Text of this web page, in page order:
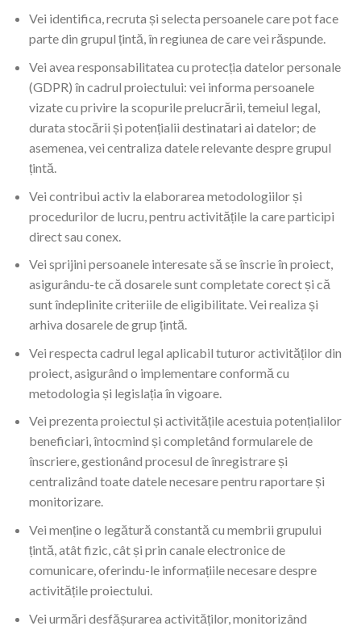
Vei identifica, recruta și selecta persoanele care pot face
parte din grupul țintă, în regiunea de care vei răspunde.
Vei avea responsabilitatea cu protecția datelor personale
(GDPR) în cadrul proiectului: vei informa persoanele
vizate cu privire la scopurile prelucrării, temeiul legal,
durata stocării și potențialii destinatari ai datelor; de
asemenea, vei centraliza datele relevante despre grupul
țintă.
Vei contribui activ la elaborarea metodologiilor și
procedurilor de lucru, pentru activitățile la care participi
direct sau conex.
Vei sprijini persoanele interesate să se înscrie în proiect,
asigurându-te că dosarele sunt completate corect și că
sunt îndeplinite criteriile de eligibilitate. Vei realiza și
arhiva dosarele de grup țintă.
Vei respecta cadrul legal aplicabil tuturor activităților din
proiect, asigurând o implementare conformă cu
metodologia și legislația în vigoare.
Vei prezenta proiectul și activitățile acestuia potențialilor
beneficiari, întocmind și completând formularele de
înscriere, gestionând procesul de înregistrare și
centralizând toate datele necesare pentru raportare și
monitorizare.
Vei menține o legătură constantă cu membrii grupului
țintă, atât fizic, cât și prin canale electronice de
comunicare, oferindu-le informațiile necesare despre
activitățile proiectului.
Vei urmări desfășurarea activităților, monitorizând